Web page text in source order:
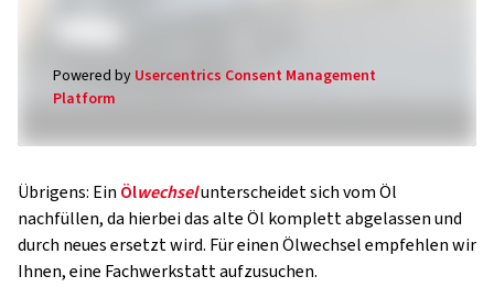
Powered by Usercentrics Consent Management
Platform
Übrigens: Ein Ölwechselunterscheidet sich vom Öl
nachfüllen, da hierbei das alte Öl komplett abgelassen und
durch neues ersetzt wird. Für einen Ölwechsel empfehlen wir
Ihnen, eine Fachwerkstatt aufzusuchen.